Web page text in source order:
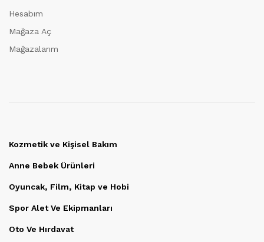
Hesabım
Mağaza Aç
Mağazalarım
Kozmetik ve Kişisel Bakım
Anne Bebek Ürünleri
Oyuncak, Film, Kitap ve Hobi
Spor Alet Ve Ekipmanları
Oto Ve Hırdavat